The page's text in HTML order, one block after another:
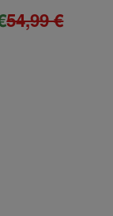
54,99 €